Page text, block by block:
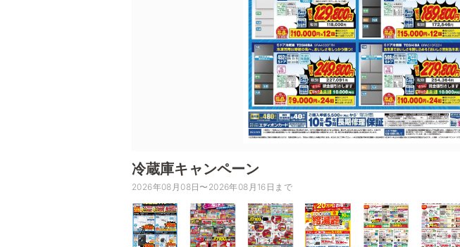
冷蔵庫キャンペーン
2026年08月08日〜2026年08月16日まで